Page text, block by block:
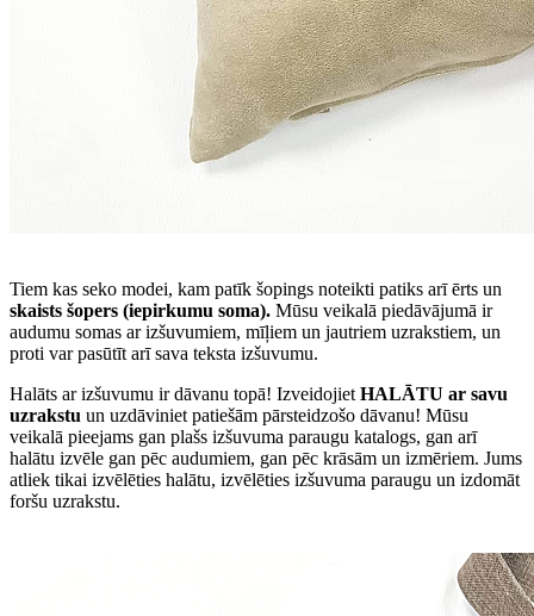
Tiem kas seko modei, kam patīk šopings noteikti patiks arī ērts un
skaists šopers (iepirkumu soma). Mūsu veikalā piedāvājumā ir
audumu somas ar izšuvumiem, mīļiem un jautriem uzrakstiem, un
proti var pasūtīt arī sava teksta izšuvumu.
Halāts ar izšuvumu ir dāvanu topā! Izveidojiet HALĀTU ar savu
uzrakstu un uzdāviniet patiešām pārsteidzošo dāvanu! Mūsu
veikalā pieejams gan plašs izšuvuma paraugu katalogs, gan arī
halātu izvēle gan pēc audumiem, gan pēc krāsām un izmēriem. Jums
atliek tikai izvēlēties halātu, izvēlēties izšuvuma paraugu un izdomāt
foršu uzrakstu.